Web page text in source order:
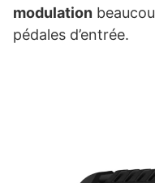
modulation
pédales d’entrée.